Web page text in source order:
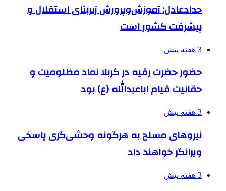
حدادعادل: آموزش‌وپرورش زیربنای استقلال و
پیشرفت کشور است
3 هفته پیش
حضور حضرت رقیه در کربلا نماد مظلومیت و
حقانیت قیام اباعبدالله (ع) بود
3 هفته پیش
نیروهای مسلح به هرگونه وحشی‌گری پاسخی
ویرانگر خواهند داد
3 هفته پیش